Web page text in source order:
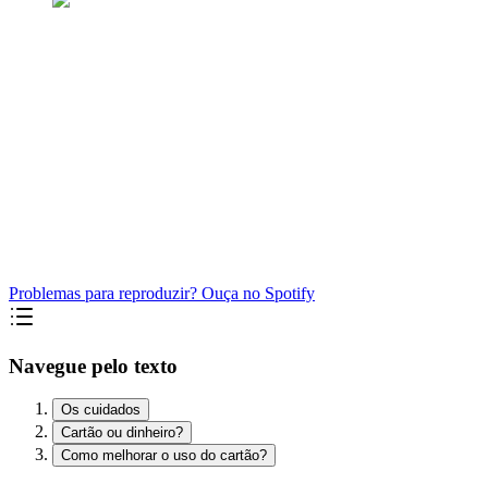
Problemas para reproduzir? Ouça no Spotify
Navegue pelo texto
Os cuidados
Cartão ou dinheiro?
Como melhorar o uso do cartão?